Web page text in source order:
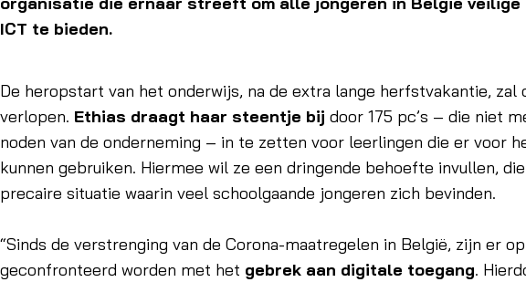
ICT te bieden.
De heropstart van het onderwijs, na de extra lange herfstvakantie, zal
verlopen. Ethias draagt haar steentje bij door 175 pc’s – die niet
noden van de onderneming – in te zetten voor leerlingen die er voor
kunnen gebruiken. Hiermee wil ze een dringende behoefte invullen,
precaire situatie waarin veel schoolgaande jongeren zich bevinden.
“Sinds de verstrenging van de Corona-maatregelen in België, zijn er
geconfronteerd worden met het gebrek aan digitale toegang.